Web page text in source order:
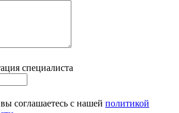
специалиста
соглашаетесь с нашей политикой